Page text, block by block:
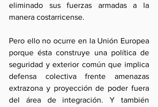
eliminado sus fuerzas armadas a la
manera costarricense.
Pero ello no ocurre en la Unión Europea
porque ésta construye una política de
seguridad y exterior común que implica
defensa colectiva frente amenazas
extrazona y proyección de poder fuera
del área de integración. Y también